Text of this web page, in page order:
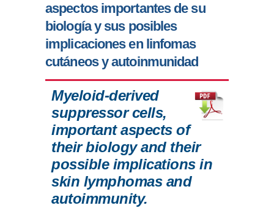
aspectos importantes de su
biología y sus posibles
implicaciones en linfomas
cutáneos y autoinmunidad
Myeloid-derived
suppressor cells,
important aspects of
their biology and their
possible implications in
skin lymphomas and
autoimmunity.